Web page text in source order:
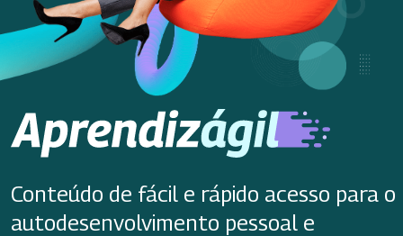
Conteúdo de fácil e rápido acesso para o
autodesenvolvimento pessoal e